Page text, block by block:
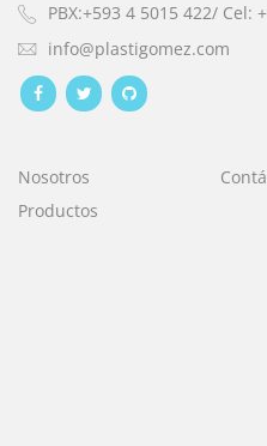
PBX:+593 4 5015 422/ Cel:
info@plastigomez.com
Nosotros
Productos